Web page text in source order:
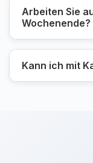
Arbeiten Sie
Wochenende?
Kann ich mit